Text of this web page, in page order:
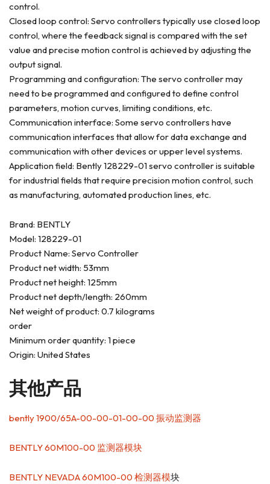
control.
Closed loop control: Servo controllers typically use closed loop
control, where the feedback signal is compared with the set
value and precise motion control is achieved by adjusting the
output signal.
Programming and configuration: The servo controller may
need to be programmed and configured to define control
parameters, motion curves, limiting conditions, etc.
Communication interface: Some servo controllers have
communication interfaces that allow for data exchange and
communication with other devices or upper level systems.
Application field: Bently 128229-01 servo controller is suitable
for industrial fields that require precision motion control, such
as manufacturing, automated production lines, etc.
Brand: BENTLY
Model: 128229-01
Product Name: Servo Controller
Product net width: 53mm
Product net height: 125mm
Product net depth/length: 260mm
Net weight of product: 0.7 kilograms
order
Minimum order quantity: 1 piece
Origin: United States
其他产品
bently 1900/65A-00-00-01-00-00 振动监测器
BENTLY 60M100-00 监测器模块
BENTLY NEVADA 60M100-00 检测器模块